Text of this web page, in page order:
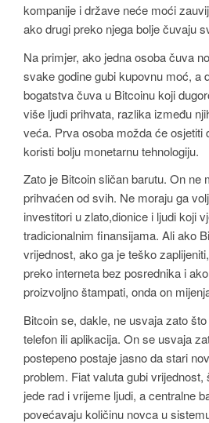
kompanije i države neće moći
ako drugi preko njega bolje čuvaju
Na primjer, ako jedna osoba čuva
svake godine gubi kupovnu moć, a
bogatstva čuva u Bitcoinu koji
više ljudi prihvata, razlika između
veća. Prva osoba možda će osjetiti
koristi bolju monetarnu tehnologiju.
Zato je Bitcoin sličan barutu. On ne
prihvaćen od svih. Ne moraju ga
investitori u zlato,dionice i ljudi koji
tradicionalnim finansijama. Ali ako
vrijednost, ako ga je teško
preko interneta bez posrednika i
proizvoljno štampati, onda on
Bitcoin se, dakle, ne usvaja zato
telefon ili aplikacija. On se usvaja
postepeno postaje jasno da stari
problem. Fiat valuta gubi
jede rad i vrijeme ljudi, a centralne
povećavaju količinu novca u